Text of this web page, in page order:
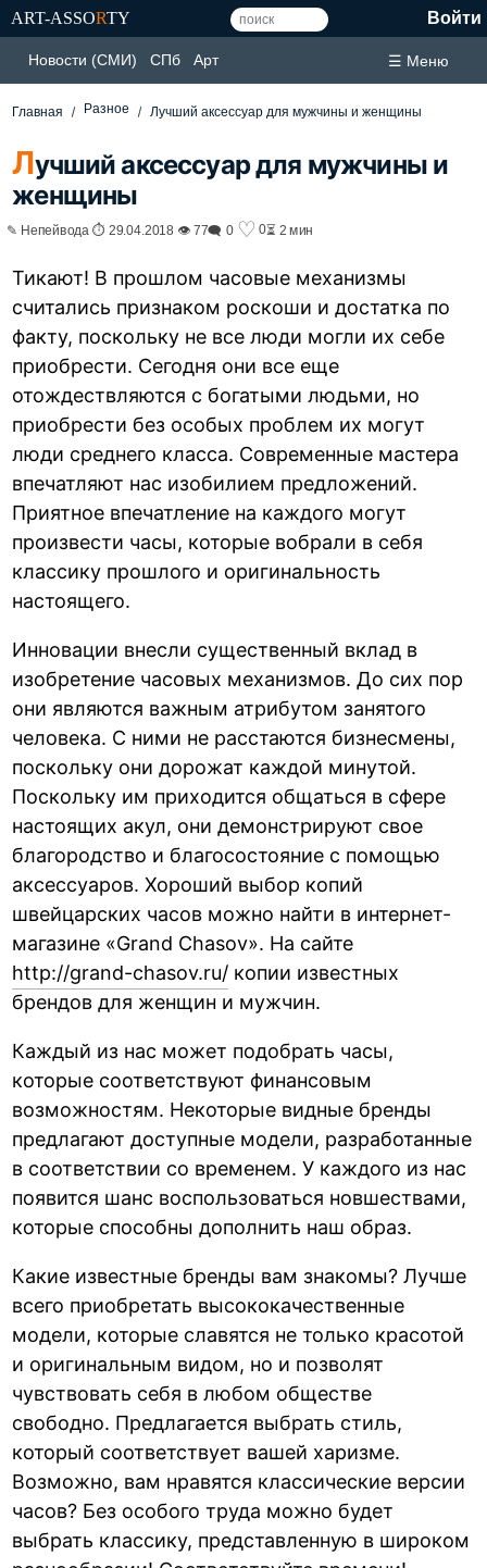
ART-ASSORTY Войти
Новости (СМИ) СПб Арт ☰ Меню
Главная Разное Лучший аксессуар для мужчины и женщины
Лучший аксессуар для мужчины и
женщины
✎ Непейвода ⏱ 29.04.2018 👁 77🗨 0 ♡ 0⏳ 2 мин
Тикают! В прошлом часовые механизмы
считались признаком роскоши и достатка по
факту, поскольку не все люди могли их себе
приобрести. Сегодня они все еще
отождествляются с богатыми людьми, но
приобрести без особых проблем их могут
люди среднего класса. Современные мастера
впечатляют нас изобилием предложений.
Приятное впечатление на каждого могут
произвести часы, которые вобрали в себя
классику прошлого и оригинальность
настоящего.
Инновации внесли существенный вклад в
изобретение часовых механизмов. До сих пор
они являются важным атрибутом занятого
человека. С ними не расстаются бизнесмены,
поскольку они дорожат каждой минутой.
Поскольку им приходится общаться в сфере
настоящих акул, они демонстрируют свое
благородство и благосостояние с помощью
аксессуаров. Хороший выбор копий
швейцарских часов можно найти в интернет-
магазине «Grand Chasov». На сайте
http://grand-chasov.ru/ копии известных
брендов для женщин и мужчин.
Каждый из нас может подобрать часы,
которые соответствуют финансовым
возможностям. Некоторые видные бренды
предлагают доступные модели, разработанные
в соответствии со временем. У каждого из нас
появится шанс воспользоваться новшествами,
которые способны дополнить наш образ.
Какие известные бренды вам знакомы? Лучше
всего приобретать высококачественные
модели, которые славятся не только красотой
и оригинальным видом, но и позволят
чувствовать себя в любом обществе
свободно. Предлагается выбрать стиль,
который соответствует вашей харизме.
Возможно, вам нравятся классические версии
часов? Без особого труда можно будет
выбрать классику, представленную в широком